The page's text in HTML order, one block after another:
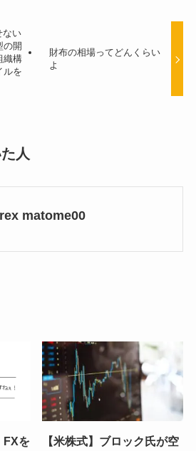
ない
の開
織構
ルを
財布の相場ってどんくらい
よ
人
matome00
FXを
【米株式】ブロック氏が空